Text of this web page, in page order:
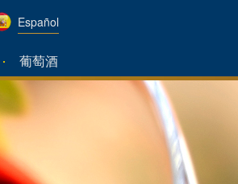
Español
葡萄酒